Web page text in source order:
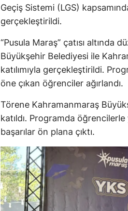
Geçiş Sistemi (LGS)
gerçekleştirildi.
“Pusula Maraş” çatısı altında
Büyükşehir Belediyesi ile
katılımıyla gerçekleştirildi.
öne çıkan öğrenciler ağırlandı.
Törene Kahramanmaraş
katıldı. Programda
başarılar ön plana çıktı.